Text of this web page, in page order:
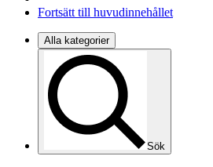
Fortsätt till huvudinnehållet
Alla kategorier
Sök